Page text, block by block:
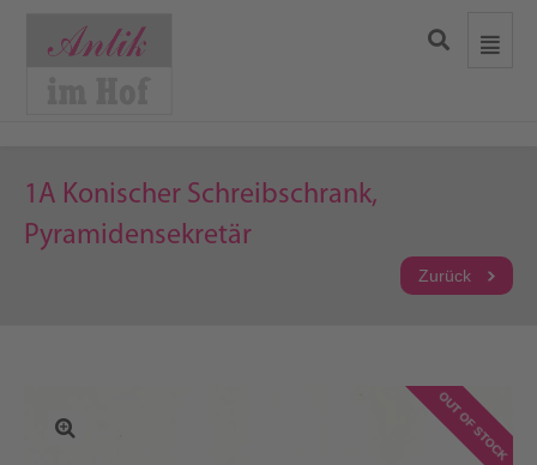
1A Konischer Schreibschrank,
Pyramidensekretär
Zurück
OUT OF STOCK